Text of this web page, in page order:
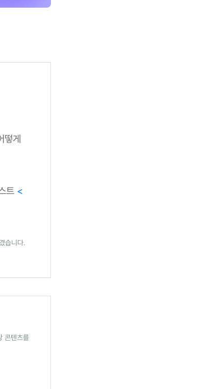
게
트 <
습니다.
콘텐츠를